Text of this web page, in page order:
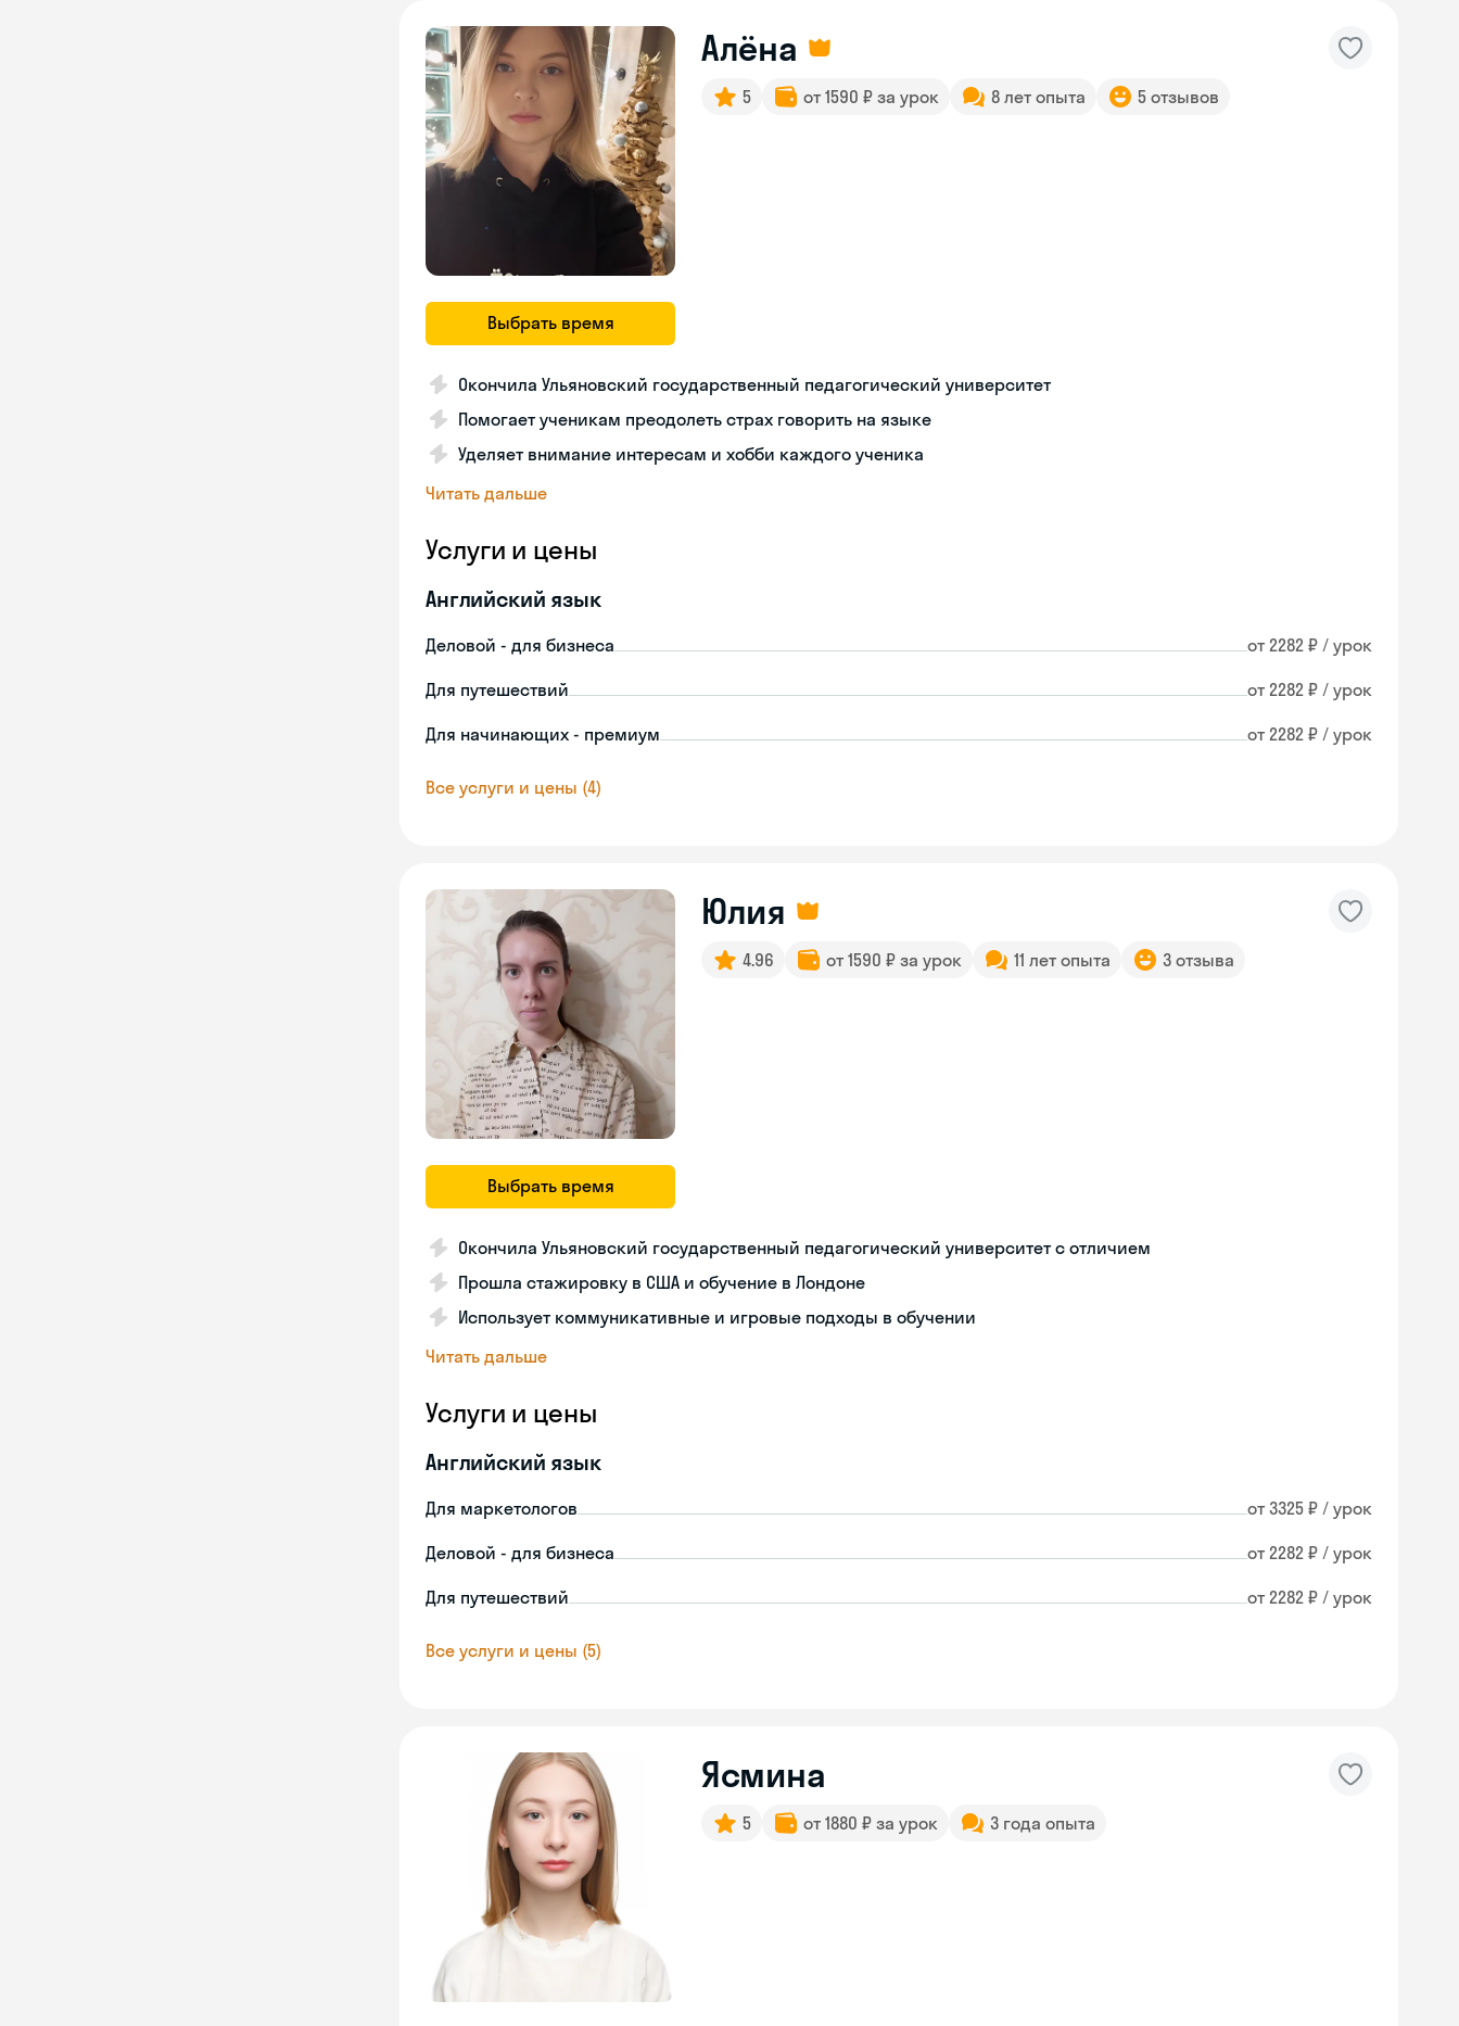
Выбрать время
Алёна
5 от 1590 ₽ за урок 8 лет опыта 5 отзывов
Окончила Ульяновский государственный педагогический университет
Помогает ученикам преодолеть страх говорить на языке
Уделяет внимание интересам и хобби каждого ученика
Читать дальше
Услуги и цены
Английский язык
Деловой - для бизнеса от 2282 ₽ / урок
Для путешествий от 2282 ₽ / урок
Для начинающих - премиум от 2282 ₽ / урок
Все услуги и цены (4)
Выбрать время
Юлия
4.96 от 1590 ₽ за урок 11 лет опыта 3 отзыва
Окончила Ульяновский государственный педагогический университет с отличием
Прошла стажировку в США и обучение в Лондоне
Использует коммуникативные и игровые подходы в обучении
Читать дальше
Услуги и цены
Английский язык
Для маркетологов от 3325 ₽ / урок
Деловой - для бизнеса от 2282 ₽ / урок
Для путешествий от 2282 ₽ / урок
Все услуги и цены (5)
Ясмина
5 от 1880 ₽ за урок 3 года опыта